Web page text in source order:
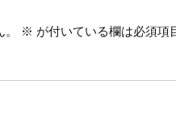
※ が付いている欄は必須項